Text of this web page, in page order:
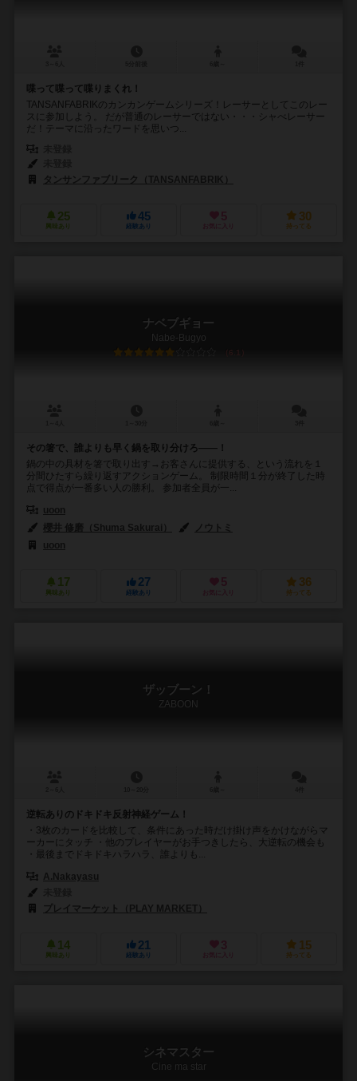
喋って喋って喋りまくれ！
TANSANFABRIKのカンカンゲームシリーズ！レーサーとしてこのレー
スに参加しよう。 だが普通のレーサーではない・・・シャべレーサー
だ！テーマに沿ったワードを思いつ...
タンサンファブリーク（TANSANFABRIK）
25
興味あり
45
経験あり
5
お気に入り
30
持ってる
ナベブギョー
Nabe-Bugyo
6.1
その箸で、誰よりも早く鍋を取り分けろ――！
鍋の中の具材を箸で取り出す→お客さんに提供する、という流れを１
分間ひたすら繰り返すアクションゲーム。 制限時間１分が終了した時
点で得点が一番多い人の勝利。 参加者全員が一...
uoon
櫻井 修磨（Shuma Sakurai）
ノウトミ
uoon
17
興味あり
27
経験あり
5
お気に入り
36
持ってる
ザッブーン！
ZABOON
逆転ありのドキドキ反射神経ゲーム！
・3枚のカードを比較して、条件にあった時だけ掛け声をかけながらマ
ーカーにタッチ ・他のプレイヤーがお手つきしたら、大逆転の機会も
・最後までドキドキハラハラ、誰よりも...
A.Nakayasu
プレイマーケット（PLAY MARKET）
14
興味あり
21
経験あり
3
お気に入り
15
持ってる
シネマスター
Cine ma star